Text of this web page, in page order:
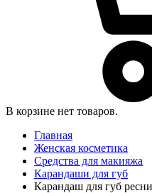
В корзине нет товаров.
Главная
Женская косметика
Средства для макияжа
Карандаши для губ
Карандаш для губ